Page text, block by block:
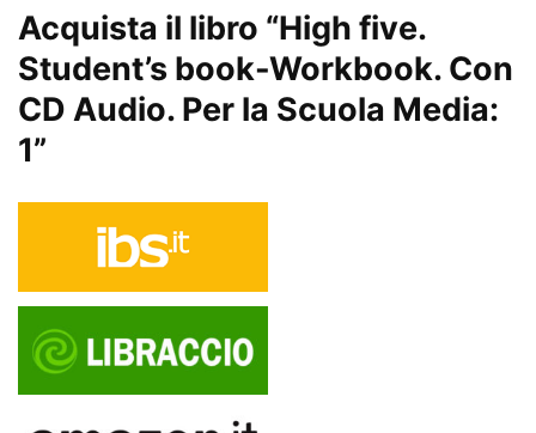
Acquista il libro “High five.
Student’s book-Workbook. Con
CD Audio. Per la Scuola Media:
1”